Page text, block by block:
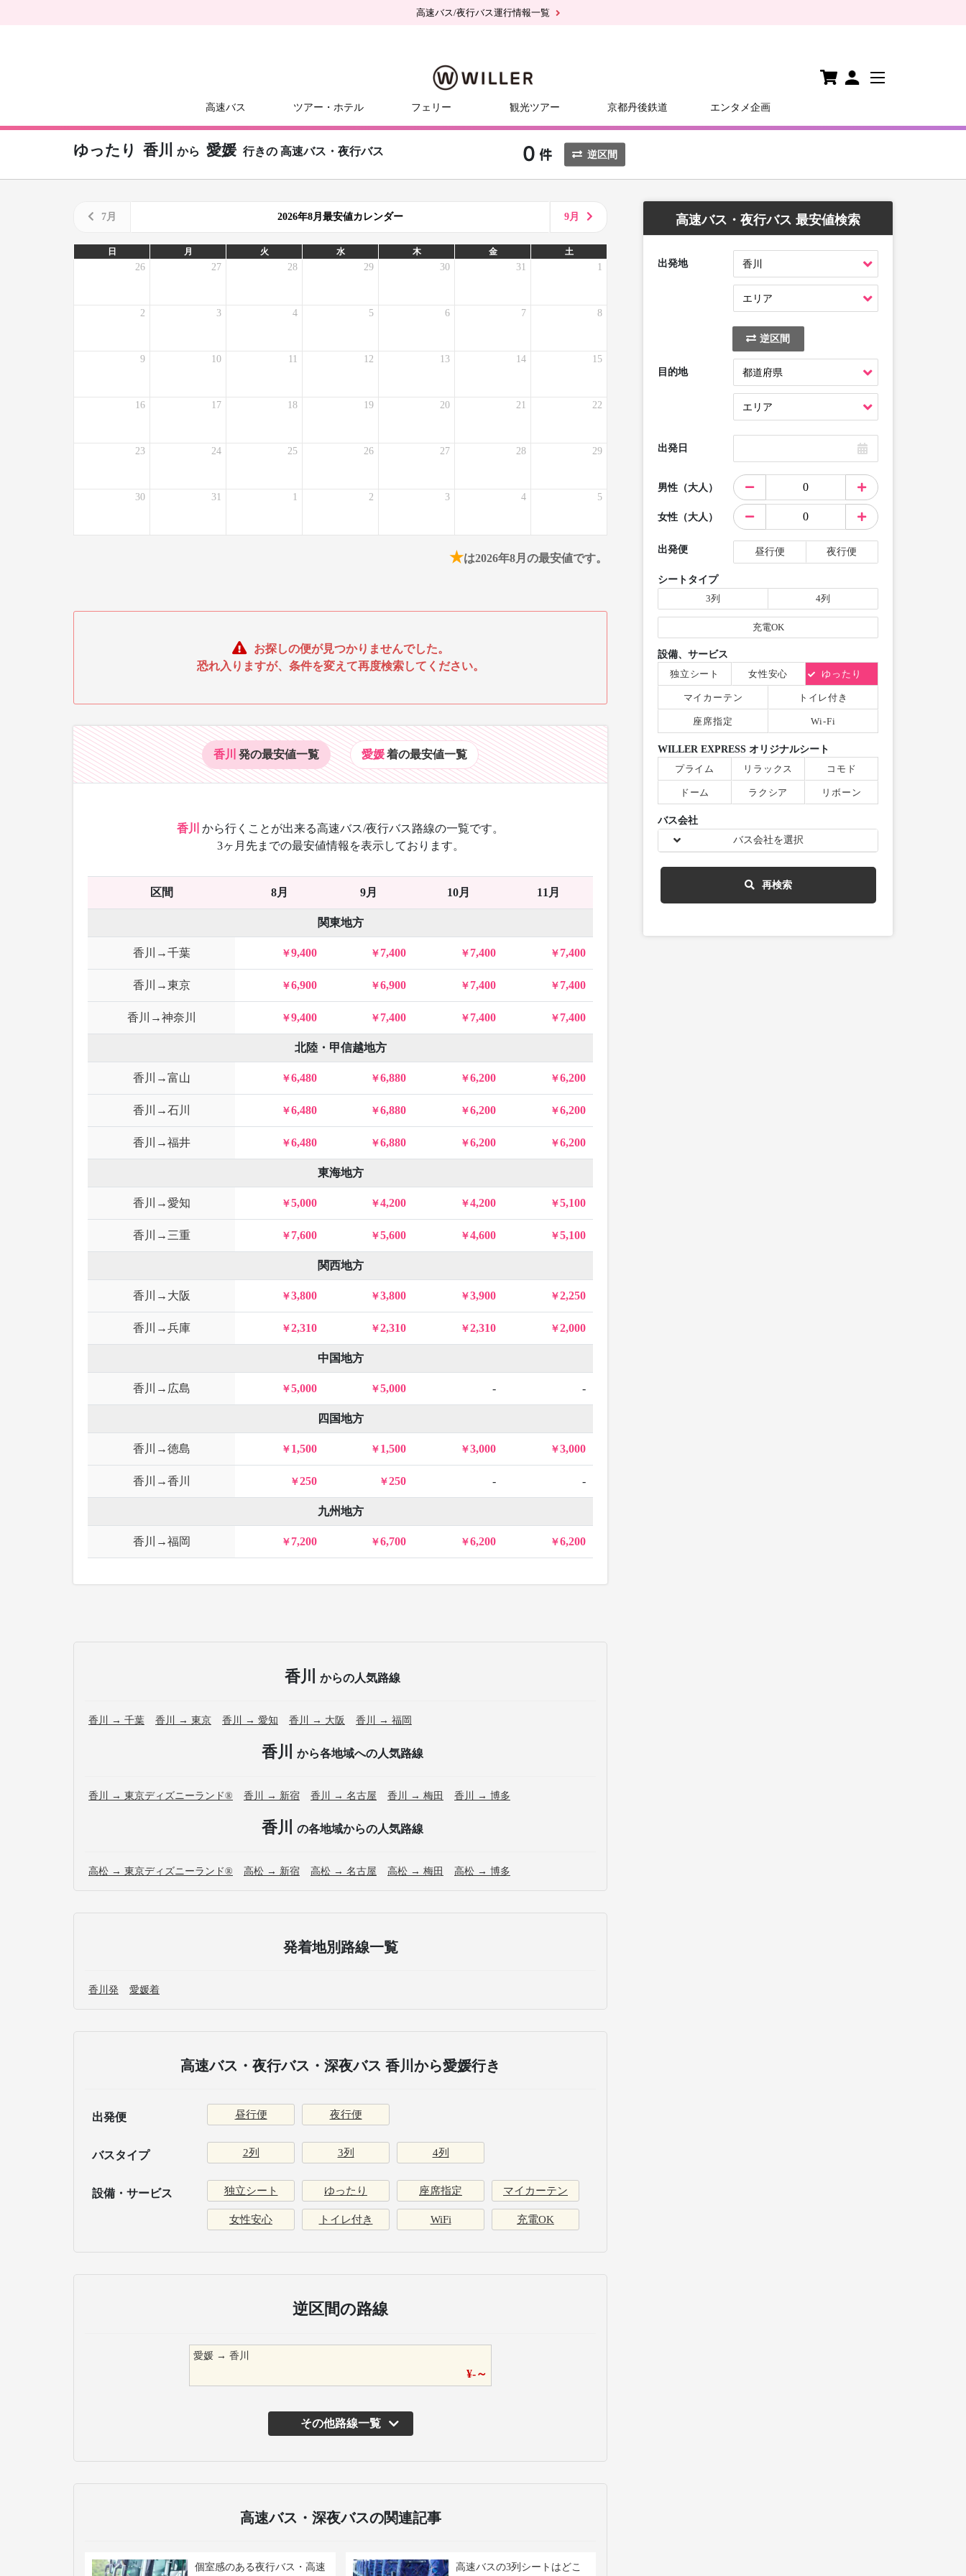
高速バス/夜行バス運行情報一覧
高速バス ツアー・ホテル フェリー 観光ツアー 京都丹後鉄道 エンタメ企画
ゆったり 香川 から 愛媛 行きの 高速バス・夜行バス 逆区間
7月 2026年8月最安値カレンダー 9月
日 月 火 水 木 金 土
26 27 28 29 30 31 1
2 3 4 5 6 7 8
9 10 11 12 13 14 15
16 17 18 19 20 21 22
23 24 25 26 27 28 29
30 31 1 2 3 4 5
★は2026年8月の最安値です。
お探しの便が見つかりませんでした。
恐れ入りますが、条件を変えて再度検索してください。
香川 発の最安値一覧 愛媛着の最安値一覧
香川 から行くことが出来る高速バス/夜行バス路線の一覧です。
3ヶ月先までの最安値情報を表示しております。
区間 8月 9月 10月 11月
関東地方
香川→千葉 9,400 7,400 7,400 7,400
香川→東京 6,900 6,900 7,400 7,400
香川→神奈川 9,400 7,400 7,400 7,400
北陸・甲信越地方
香川→富山 6,480 6,880 6,200 6,200
香川→石川 6,480 6,880 6,200 6,200
香川→福井 6,480 6,880 6,200 6,200
東海地方
香川→愛知 5,000 4,200 4,200 5,100
香川→三重 7,600 5,600 4,600 5,100
関西地方
香川→大阪 3,800 3,800 3,900 2,250
香川→兵庫 2,310 2,310 2,310 2,000
中国地方
香川→広島 5,000 5,000 - -
四国地方
香川→徳島 1,500 1,500 3,000 3,000
香川→香川 250 250 - -
九州地方
香川→福岡 7,200 6,700 6,200 6,200
香川 からの人気路線
香川 → 千葉 香川 → 東京 香川 → 愛知 香川 → 大阪 香川 → 福岡
香川 から各地域への人気路線
香川 → 東京ディズニーランド® 香川 → 新宿 香川 → 名古屋 香川 → 梅田 香川 → 博多
香川 の各地域からの人気路線
高松 → 東京ディズニーランド® 高松 → 新宿 高松 → 名古屋 高松 → 梅田 高松 → 博多
発着地別路線一覧
香川発 愛媛着
高速バス・夜行バス・深夜バス 香川から愛媛行き
出発便 昼行便 夜行便
バスタイプ 2列 3列 4列
設備・サービス 独立シート ゆったり 座席指定 マイカーテン
女性安心 トイレ付き WiFi 充電OK
逆区間の路線
愛媛 →香川
¥-～
その他路線一覧
高速バス・深夜バスの関連記事
個室感のある夜行バス・高速 高速バスの3列シートはどこ
高速バス・夜行バス 最安値検索
出発地
逆区間
目的地
出発日
男性（大人）
女性（大人）
出発便 昼行便 夜行便
シートタイプ
3列
4列
充電OK
設備、サービス
独立シート
女性安心 ゆったり
マイカーテン トイレ付き
座席指定 Wi-Fi
WILLER EXPRESS オリジナルシート
プライム
リラックス コモド
ドーム ラクシア リボーン
バス会社
バス会社を選択
再検索